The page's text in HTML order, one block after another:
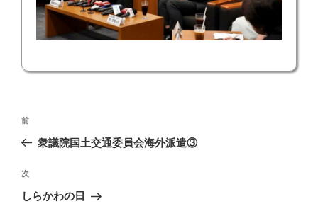
投
ナ
ビ
ゲ
前
の
稿
前
衆議院国土交通委員会海外派遣③
次
の
次
しらかわの日